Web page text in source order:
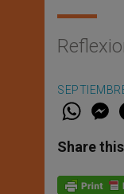
W
t
s
p
e
s
e
g
Share